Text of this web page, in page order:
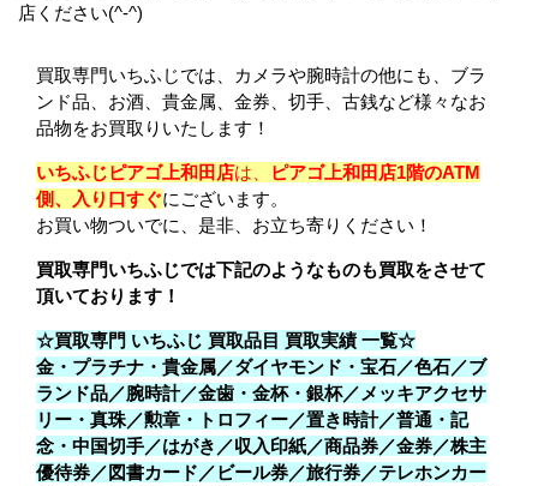
店ください(^-^)
買取専門いちふじでは、カメラや腕時計の他にも、ブラ
ンド品、お酒、貴金属、金券、切手、古銭など様々なお
品物をお買取りいたします！
いちふじピアゴ上和田店は、
ピアゴ上和田店1階のATM
側、入り口すぐにございます。
お買い物ついでに、是非、お立ち寄りください！
買取専門いちふじでは下記のようなものも買取をさせて
頂いております！
☆買取専門 いちふじ 買取品目 買取実績 一覧☆
金・プラチナ・貴金属／ダイヤモンド・宝石／色石／ブ
ランド品／腕時計／金歯・金杯・銀杯／メッキアクセサ
リー・真珠／勲章・トロフィー／置き時計／普通・記
念・中国切手／はがき／収入印紙／商品券／金券／株主
優待券／図書カード／ビール券／旅行券／テレホンカー